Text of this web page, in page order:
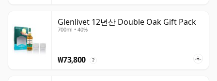
Glenlivet 12년산 Double Oak Gift Pack
700ml • 40%
₩73,800 ?